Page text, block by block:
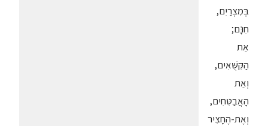
בְּמִצְרַיִם,
חִנָּם;
אֵת
הַקִּשֻּׁאִים,
וְאֵת
הָאֲבַטִּחִים,
וְאֶת-הֶחָצִיר